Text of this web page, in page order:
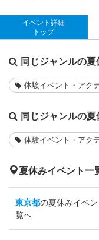
イベント詳細
トップ
同じジャンルの夏
体験イベント・アク
同じジャンルの夏
体験イベント・アク
夏休みイベント一
東京都の夏休みイベ
覧へ